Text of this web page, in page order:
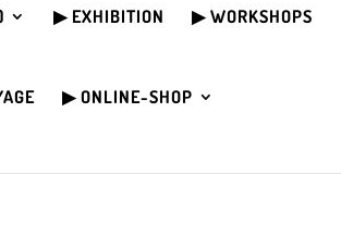
▶︎ EXHIBITION ▶︎ WORKSHOPS
▶︎ ONLINE-SHOP